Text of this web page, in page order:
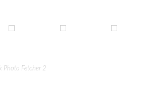
Photo Fetcher 2